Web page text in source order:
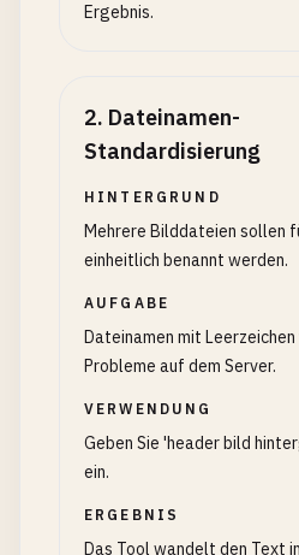
Ergebnis.
2. Dateinamen-
Standardisierung
HINTERGRUND
Mehrere Bilddateien sollen
einheitlich benannt werden.
AUFGABE
Dateinamen mit
Probleme auf dem Server.
VERWENDUNG
Geben Sie 'header bild
ein.
ERGEBNIS
Das Tool wandelt den Text in